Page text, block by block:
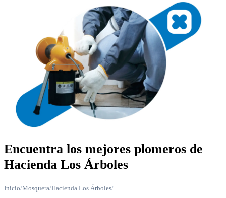
Encuentra los mejores plomeros de
Hacienda Los Árboles
Inicio/Mosquera/Hacienda Los Árboles/